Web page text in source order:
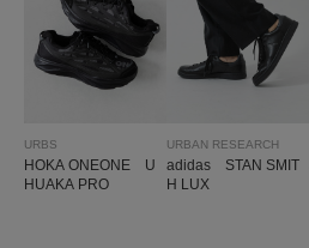
URBS
HOKA ONEONE U
HUAKA PRO
URBAN RESEARCH
adidas STAN SMIT
H LUX